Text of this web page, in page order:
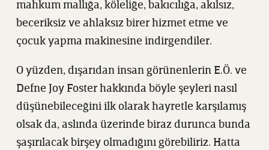
mahkum mallığa, köleliğe, bakıcılığa, akılsız,
beceriksiz ve ahlaksız birer hizmet etme ve
çocuk yapma makinesine indirgendiler.
O yüzden, dışarıdan insan görünenlerin E.Ö. ve
Defne Joy Foster hakkında böyle şeyleri nasıl
düşünebileceğini ilk olarak hayretle karşılamış
olsak da, aslında üzerinde biraz durunca bunda
şaşırılacak birşey olmadığını görebiliriz. Hatta